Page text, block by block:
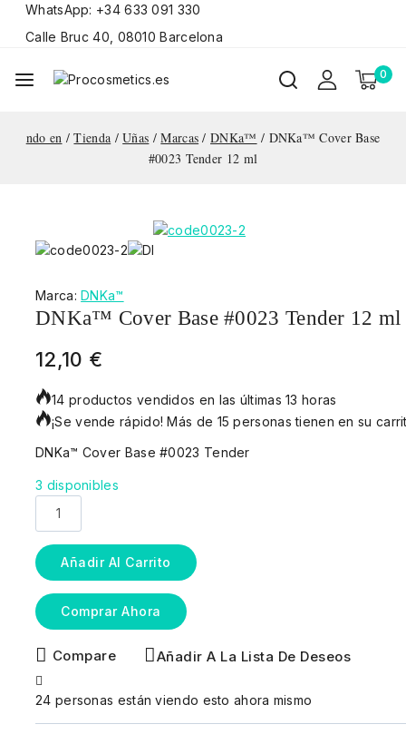
WhatsApp: +34 633 091 330
Calle Bruc 40, 08010 Barcelona
0
ndo en / Tienda / Uñas / Marcas / DNKa™ / DNKa™ Cover Base
#0023 Tender 12 ml
Marca:DNKa™
DNKa™ Cover Base #0023 Tender 12 ml
12,10 €
14 productos vendidos en las últimas 13 horas
¡Se vende rápido! Más de 15 personas tienen en su
DNKa™ Cover Base #0023 Tender
3 disponibles
Añadir Al Carrito
Comprar Ahora
Compare Añadir A La Lista De Deseos
24 personas están viendo esto ahora mismo